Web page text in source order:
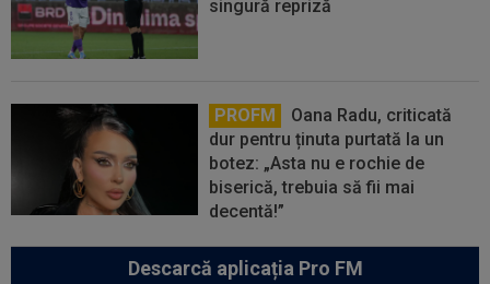
singură repriză
PROFM
Oana Radu, criticată
dur pentru ținuta purtată la un
botez: „Asta nu e rochie de
biserică, trebuia să fii mai
decentă!”
Descarcă aplicația Pro FM